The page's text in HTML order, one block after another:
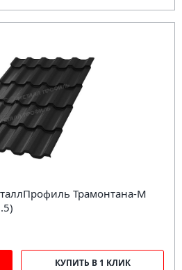
Трамонтана-M
КУПИТЬ В 1 КЛИК